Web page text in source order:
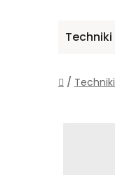
Techniki
Home
/ Techniki